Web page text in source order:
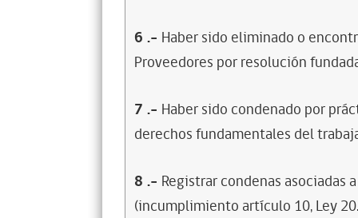
6 .- Haber sido eliminado o
Proveedores por resolución
7 .- Haber sido condenado por
derechos fundamentales del
8 .- Registrar condenas asociadas
(incumplimiento artículo 10, Ley